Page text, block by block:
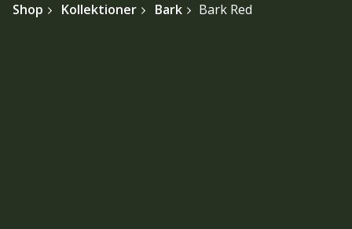
Shop Kollektioner Bark Bark Red